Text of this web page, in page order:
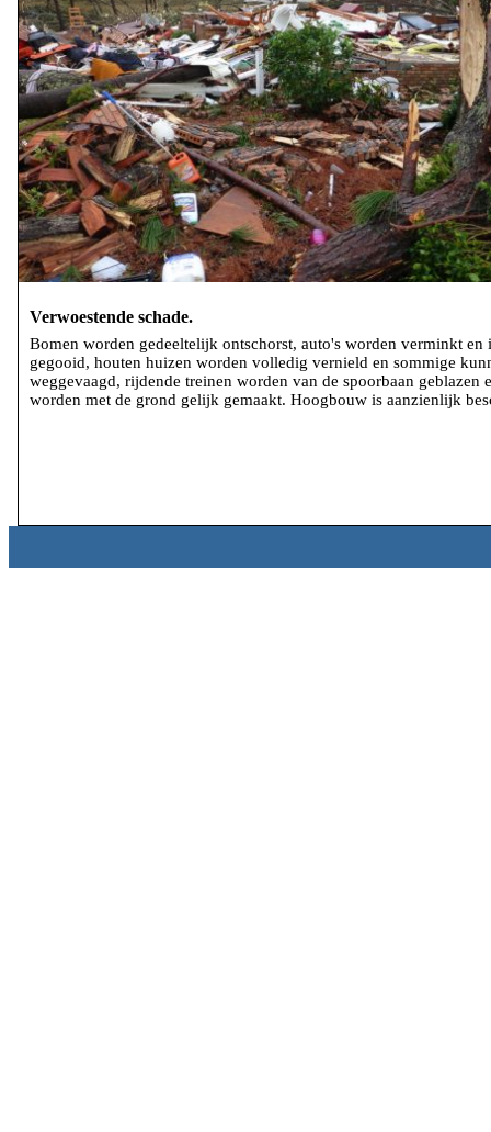
Verwoestende schade.
Bomen worden gedeeltelijk ontschorst, auto's worden verminkt en
gegooid, houten huizen worden volledig vernield en sommige
weggevaagd, rijdende treinen worden van de spoorbaan geblazen
worden met de grond gelijk gemaakt. Hoogbouw is aanzienlijk